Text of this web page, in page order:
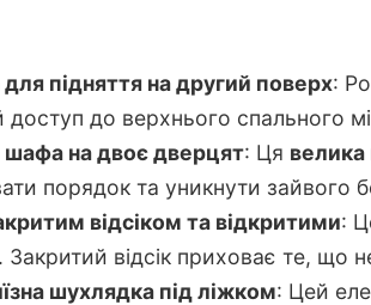
підняття на другий поверх:
доступ до верхнього спального
на двоє дверцят: Ця
порядок та уникнути зайвого
відсіком та відкритими:
Закритий відсік приховає те, що
шухлядка під ліжком: Цей